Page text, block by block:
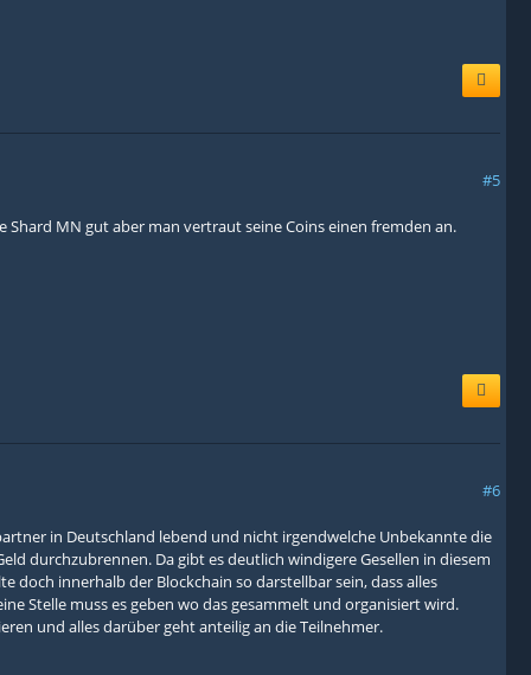
#5
Shard MN gut aber man vertraut seine Coins einen fremden an.
#6
in Deutschland lebend und nicht irgendwelche Unbekannte die
durchzubrennen. Da gibt es deutlich windigere Gesellen in diesem
doch innerhalb der Blockchain so darstellbar sein, dass alles
Stelle muss es geben wo das gesammelt und organisiert wird.
und alles darüber geht anteilig an die Teilnehmer.